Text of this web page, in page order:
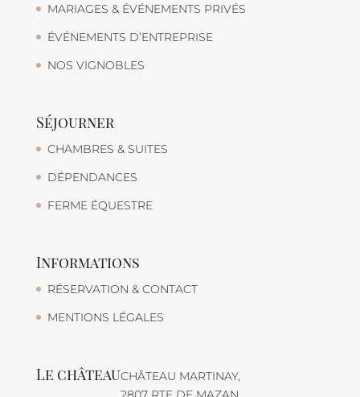
MARIAGES & ÉVÉNEMENTS PRIVÉS
ÉVÉNEMENTS D’ENTREPRISE
NOS VIGNOBLES
Séjourner
CHAMBRES & SUITES
DÉPENDANCES
FERME ÉQUESTRE
Informations
RÉSERVATION & CONTACT
MENTIONS LÉGALES
Le châteauCHÂTEAU MARTINAY,